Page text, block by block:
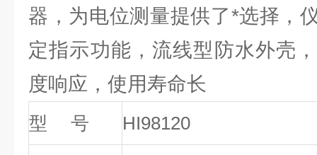
器，为电位测量提供了*选择，
定指示功能，流线型防水外壳
度响应，使用寿命长
型 号 HI98120